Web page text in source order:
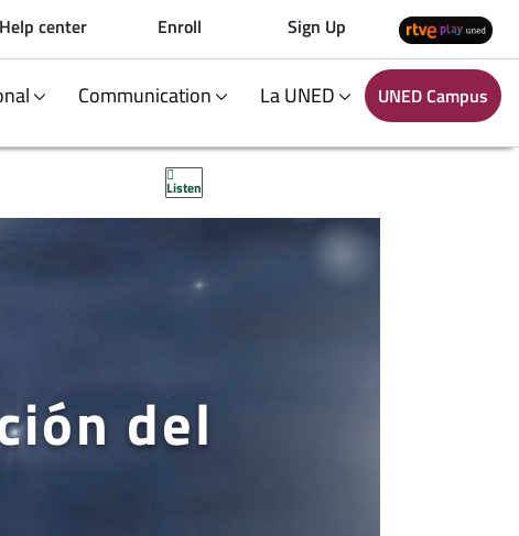
Help center Enroll Sign Up
Communication La UNED UNED Campus
Listen
del